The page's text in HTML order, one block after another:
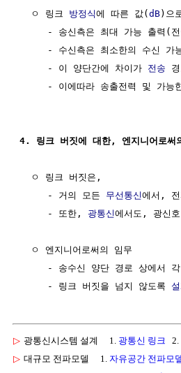
  ㅇ 링크
방정식에 따른 값(dB)으
- 송신측은 최대 가능 출력(전
- 수신측은 최소한의 수신 가
     - 이 양단간에 차이가
전송
- 이에따라 송출전력 및 가능
4. 링크 버짓에 대한, 엔지니어로써
  ㅇ 링크 버짓은,
     - 거의 모든
무선통신에서, 전
     - 또한,
광통신에서도, 광신
  ㅇ 엔지니어로써의 임무
- 송수신 양단 경로 상에서
     - 링크 버짓을 넘지 않도록
▷ 광통신시스템 설계 1. 광통신 링크 2.
▷ 대규모 전파모델 1. 자유공간 전파모